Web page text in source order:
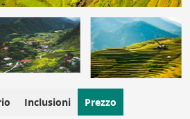
Inclusioni Prezzo